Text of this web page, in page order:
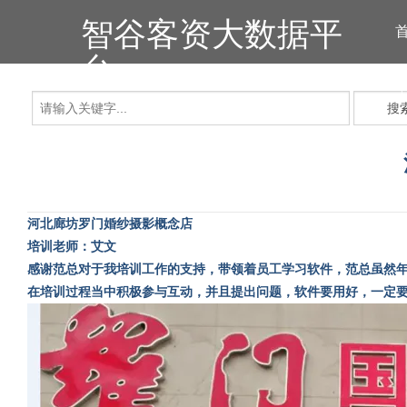
智谷客资大数据平
台
搜
河北廊坊罗门婚纱摄影概念店
培训老师：艾文
感谢范总对于我培训工作的支持，带领着员工学习软件，范总虽然
在培训过程当中积极参与互动，并且提出问题，软件要用好，一